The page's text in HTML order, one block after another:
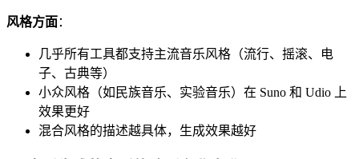
风格方面：
几乎所有工具都支持主流音乐风格（流行、摇滚、电
子、古典等）
小众风格（如民族音乐、实验音乐）在 Suno 和 Udio 上
效果更好
混合风格的描述越具体，生成效果越好